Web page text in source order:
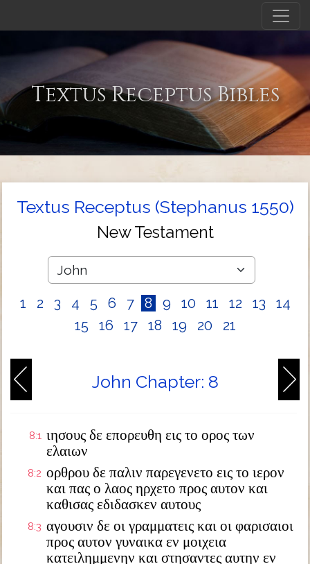
Textus Receptus Bibles
Textus Receptus (Stephanus 1550)
New Testament
1 2 3 4 5 6 7 8 9 10 11 12 13
14
15
16 17 18 19 20 21
John Chapter: 8
8:1 ιησους δε επορευθη εις το ορος των
ελαιων
8:2 ορθρου δε παλιν παρεγενετο εις το ιερον
και πας ο λαος ηρχετο προς αυτον και
καθισας εδιδασκεν αυτους
8:3 αγουσιν δε οι γραμματεις και οι φαρισαιοι
προς αυτον γυναικα εν μοιχεια
κατειλημμενην και στησαντες αυτην εν